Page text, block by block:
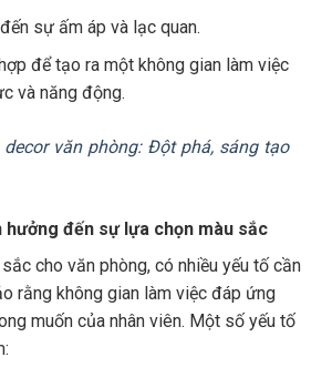
sự ấm áp và lạc quan.
để tạo ra một không gian làm việc
và năng động.
văn phòng: Đột phá, sáng tạo
hưởng đến sự lựa chọn màu sắc
cho văn phòng, có nhiều yếu tố cần
rằng không gian làm việc đáp ứng
muốn của nhân viên. Một số yếu tố